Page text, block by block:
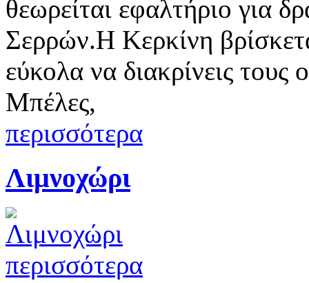
θεωρείται εφαλτήριο για
Σερρών.Η Κερκίνη
εύκολα να διακρίνεις
Μπέλες,
περισσότερα
Λιμνοχώρι
περισσότερα